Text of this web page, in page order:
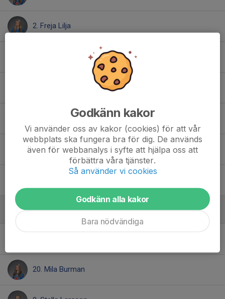
2. Freja Lilja
22. Sarah Pettersson Salem
32. Thea Lindberg
Centrar
20. Mila Burman
Godkänn kakor
Vi använder oss av kakor (cookies) för att vår
webbplats ska fungera bra för dig. De används
även för webbanalys i syfte att hjälpa oss att
förbättra våra tjänster.
Så använder vi cookies
Godkänn alla kakor
Bara nödvändiga